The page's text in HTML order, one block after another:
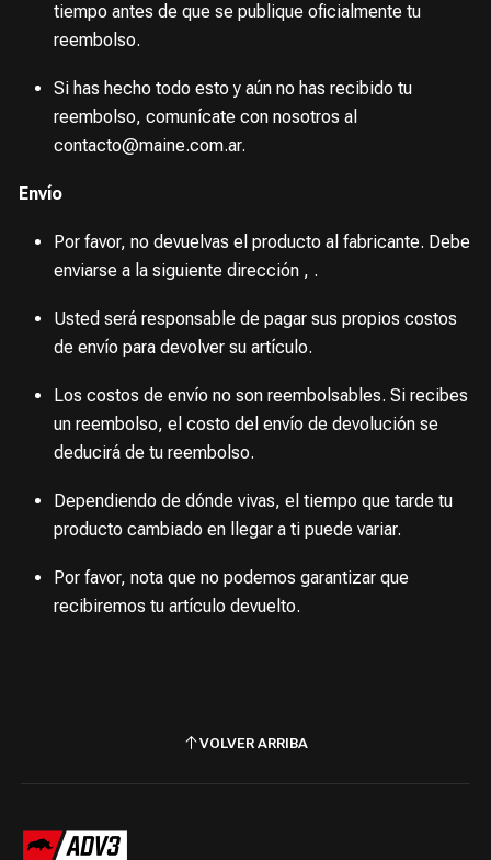
tiempo antes de que se publique oficialmente tu
reembolso.
Si has hecho todo esto y aún no has recibido tu
reembolso, comunícate con nosotros al
contacto@maine.com.ar.
Envío
Por favor, no devuelvas el producto al fabricante. Debe
enviarse a la siguiente dirección , .
Usted será responsable de pagar sus propios costos
de envío para devolver su artículo.
Los costos de envío no son reembolsables. Si recibes
un reembolso, el costo del envío de devolución se
deducirá de tu reembolso.
Dependiendo de dónde vivas, el tiempo que tarde tu
producto cambiado en llegar a ti puede variar.
Por favor, nota que no podemos garantizar que
recibiremos tu artículo devuelto.
VOLVER ARRIBA